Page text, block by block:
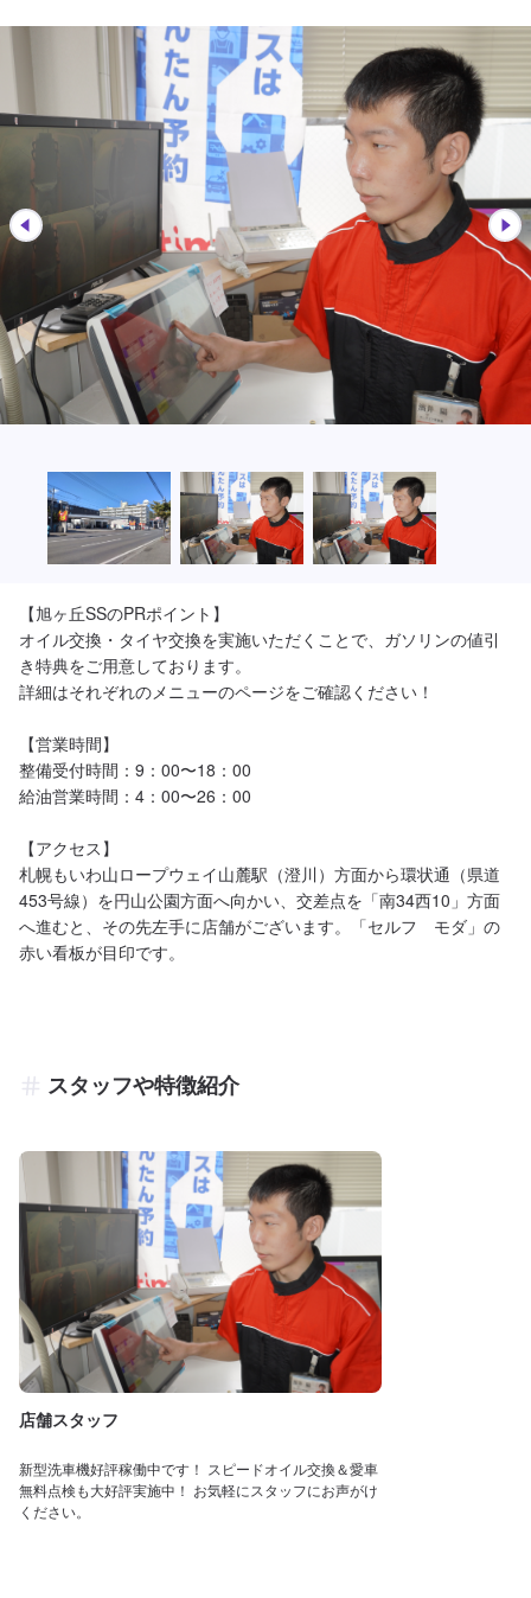
【旭ヶ丘SSのPRポイント】
オイル交換・タイヤ交換を実施いただくことで、ガソリンの値引
き特典をご用意しております。
詳細はそれぞれのメニューのページをご確認ください！
【営業時間】
整備受付時間：9：00〜18：00
給油営業時間：4：00〜26：00
【アクセス】
札幌もいわ山ロープウェイ山麓駅（澄川）方面から環状通（県道
453号線）を円山公園方面へ向かい、交差点を「南34西10」方面
へ進むと、その先左手に店舗がございます。「セルフ　モダ」の
赤い看板が目印です。
スタッフや特徴紹介
店舗スタッフ
新型洗車機好評稼働中です！ スピードオイル交換＆愛車
無料点検も大好評実施中！ お気軽にスタッフにお声がけ
ください。